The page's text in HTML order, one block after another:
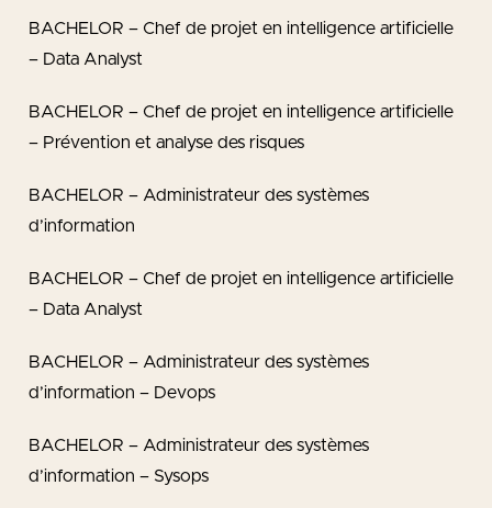
BACHELOR – Chef de projet en intelligence artificielle
– Data Analyst
BACHELOR – Chef de projet en intelligence artificielle
– Prévention et analyse des risques
BACHELOR – Administrateur des systèmes
d’information
BACHELOR – Chef de projet en intelligence artificielle
– Data Analyst
BACHELOR – Administrateur des systèmes
d’information – Devops
BACHELOR – Administrateur des systèmes
d’information – Sysops